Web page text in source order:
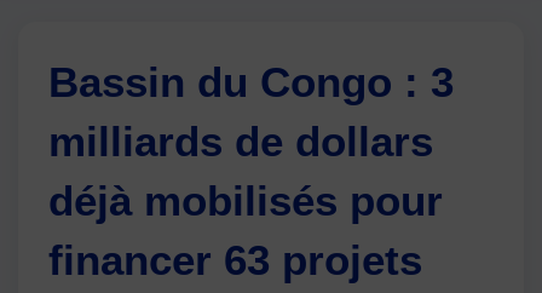
Bassin du Congo : 3
milliards de dollars
déjà mobilisés pour
financer 63 projets